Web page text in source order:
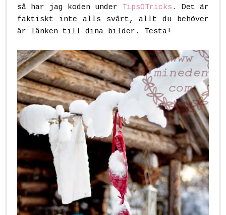
så har jag koden under TipsOTricks . Det är
faktiskt inte alls svårt, allt du behöver
är länken till dina bilder. Testa!